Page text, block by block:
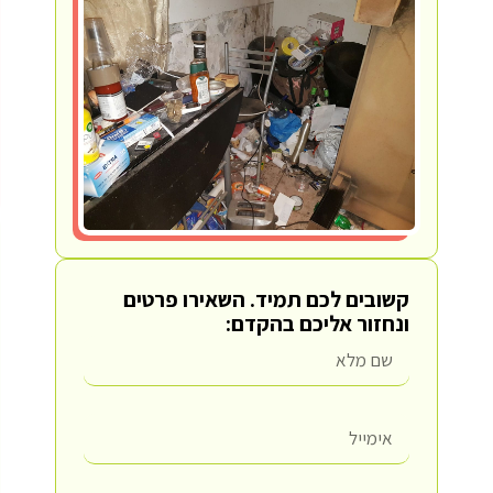
קשובים לכם תמיד. השאירו פרטים
ונחזור אליכם בהקדם: